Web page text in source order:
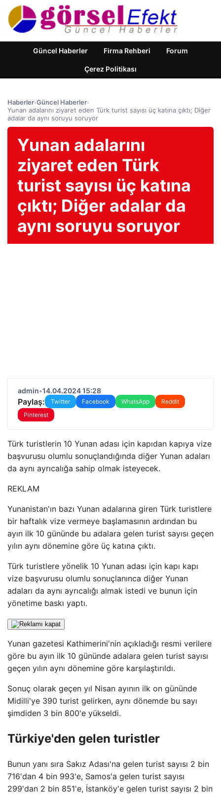
Güncel Haberler Firma Rehberi Forum
Çerez Politikası
Haberler›Güncel Haberler›
Yunan adalarını ziyaret eden Türk turist sayısı üç katına çıktı; Diğer
adalar da aynı soruyu soruyor
Yunan adalarını
ziyaret eden Türk
turist sayısı üç katına
çıktı; Diğer adalar da
aynı soruyu soruyor
admin•14.04.2024 15:28
Paylaş: Twitter Facebook WhatsApp
Reddit
Pinterest
Türk turistlerin 10 Yunan adası için kapıdan kapıya vize
başvurusu olumlu sonuçlandığında diğer Yunan adaları
da aynı ayrıcalığa sahip olmak isteyecek.
REKLAM
Yunanistan'ın bazı Yunan adalarına giren Türk turistlere
bir haftalık vize vermeye başlamasının ardından bu
ayın ilk 10 gününde bu adalara gelen turist sayısı geçen
yılın aynı dönemine göre üç katına çıktı.
Türk turistlere yönelik 10 Yunan adası için kapı kapı
vize başvurusu olumlu sonuçlanınca diğer Yunan
adaları da aynı ayrıcalığı almak istedi ve bunun için
yönetime baskı yaptı.
Yunan gazetesi Kathimerini'nin açıkladığı resmi verilere
göre bu ayın ilk 10 gününde adalara gelen turist sayısı
geçen yılın aynı dönemine göre karşılaştırıldı.
Sonuç olarak geçen yıl Nisan ayının ilk on gününde
Midilli'ye 390 turist gelirken, aynı dönemde bu sayı
şimdiden 3 bin 800'e yükseldi.
Türkiye'den gelen turistler
Bunun yanı sıra Sakız Adası'na gelen turist sayısı 2 bin
716'dan 4 bin 993'e, Samos'a gelen turist sayısı
299'dan 2 bin 851'e, İstanköy'e gelen turist sayısı 2 bin